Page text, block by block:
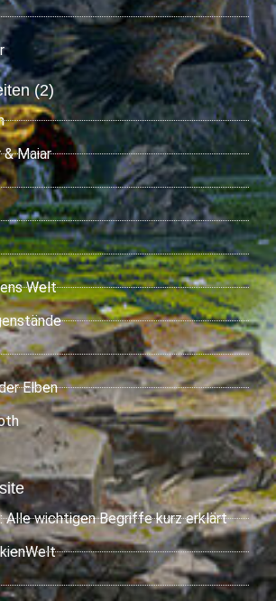
(2)
& Maiar
Welt
Elben
Alle wichtigen Begriffe kurz erklärt